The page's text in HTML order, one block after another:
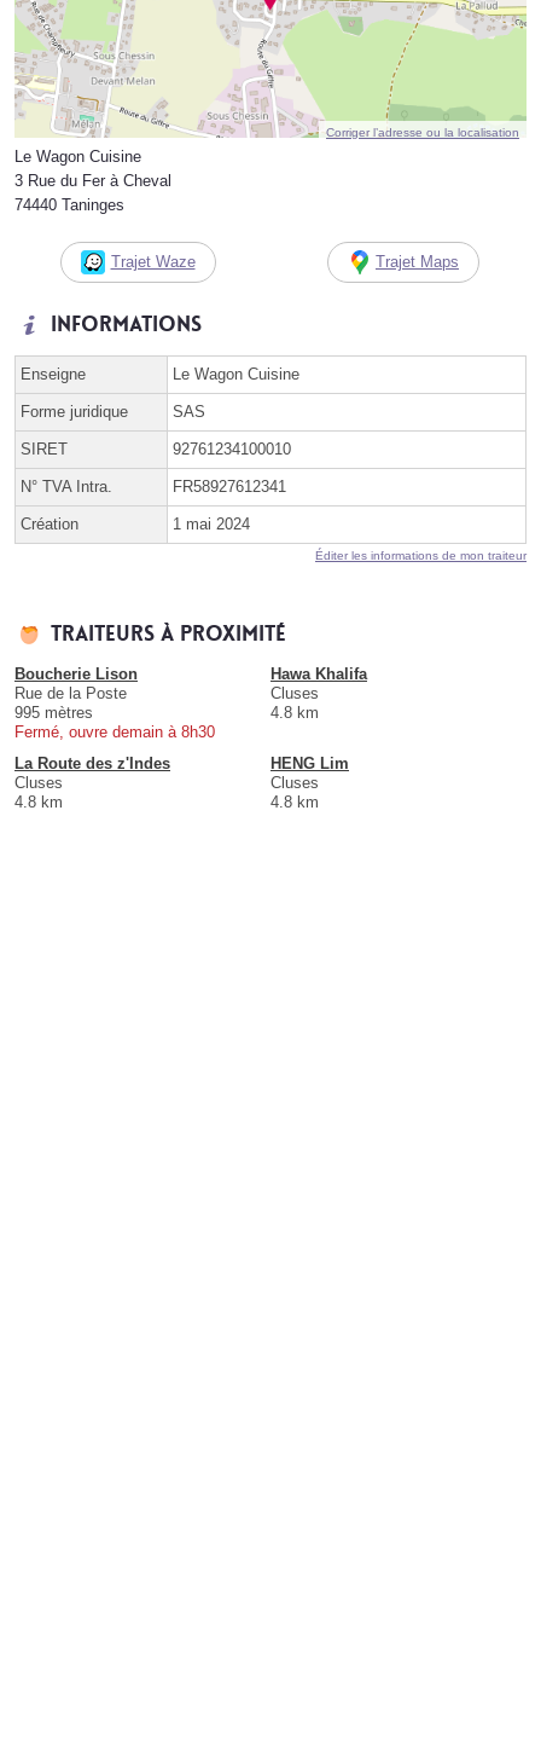
Corriger l’adresse ou la localisation
Le Wagon Cuisine
3 Rue du Fer à Cheval
74440 Taninges
Trajet Waze Trajet Maps
Informations
Enseigne Le Wagon Cuisine
Forme juridique SAS
SIRET 92761234100010
N° TVA Intra. FR58927612341
Création 1 mai 2024
Éditer les informations de mon traiteur
Traiteurs à proximité
Boucherie Lison
Rue de la Poste
995 mètres
Fermé, ouvre demain à 8h30
Hawa Khalifa
Cluses
4.8 km
La Route des z'Indes
Cluses
4.8 km
HENG Lim
Cluses
4.8 km